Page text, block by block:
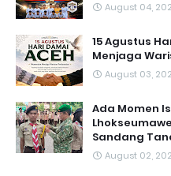
August 04,
15 Agustus
Menjaga
August 03,
Ada Momen
Sandang
August 02,